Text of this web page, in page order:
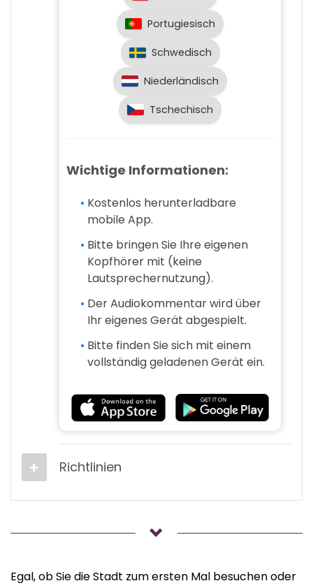
Portugiesisch
Schwedisch
Niederländisch
Tschechisch
Wichtige Informationen:
Kostenlos herunterladbare
mobile App.
Bitte bringen Sie Ihre eigenen
Kopfhörer mit (keine
Lautsprechernutzung).
Der Audiokommentar wird über
Ihr eigenes Gerät abgespielt.
Bitte finden Sie sich mit einem
vollständig geladenen Gerät ein.
Richtlinien
Egal, ob Sie die Stadt zum ersten Mal besuchen oder